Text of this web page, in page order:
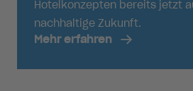
Hotelkonzepten bereits jetzt
nachhaltige Zukunft.
Mehr erfahren